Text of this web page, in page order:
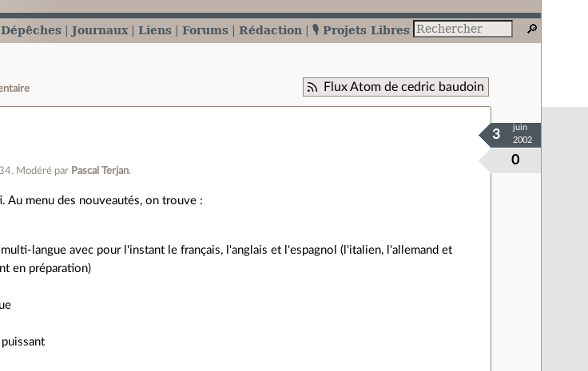
Dépêches Journaux Liens Forums Rédaction 🎙️ Projets Libres
Flux Atom de cedric baudoin
. Modéré par Pascal Terjan.
0
3
juin
2002
Au menu des nouveautés, on trouve :
langue avec pour l'instant le français, l'anglais et l'espagnol (l'italien, l'allemand et
en préparation)